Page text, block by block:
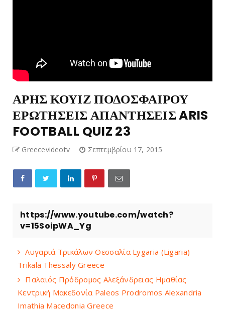
ΑΡΗΣ ΚΟΥΙΖ ΠΟΔΟΣΦΑΙΡΟΥ
ΕΡΩΤΗΣΕΙΣ ΑΠΑΝΤΗΣΕΙΣ ARIS
FOOTBALL QUIZ 23
Greecevideotv Σεπτεμβρίου 17, 2015
https://www.youtube.com/watch?
v=15SoipWA_Yg
Λυγαριά Τρικάλων Θεσσαλία Lygaria (Ligaria)
Trikala Thessaly Greece
Παλαιός Πρόδρομος Αλεξάνδρειας Ημαθίας
Κεντρική Μακεδονία Paleos Prodromos Alexandria
Imathia Macedonia Greece